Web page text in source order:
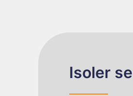
Isoler